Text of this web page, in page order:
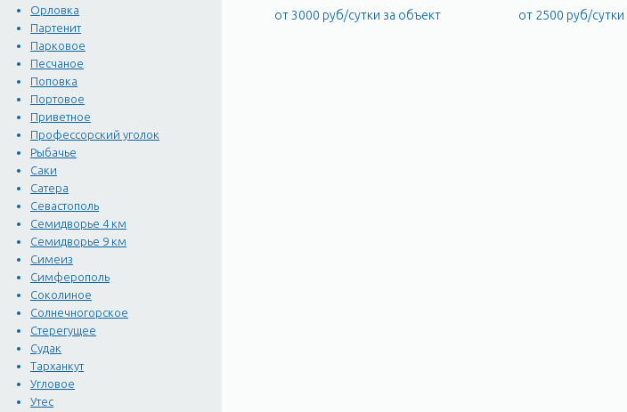
Орловка
Партенит
Парковое
Песчаное
Поповка
Портовое
Приветное
Профессорский уголок
Рыбачье
Саки
Сатера
Севастополь
Семидворье 4 км
Семидворье 9 км
Симеиз
Симферополь
Соколиное
Солнечногорское
Стерегущее
Судак
Тарханкут
Угловое
Утес
от 3000 руб/сутки за объект
от 2500 руб/